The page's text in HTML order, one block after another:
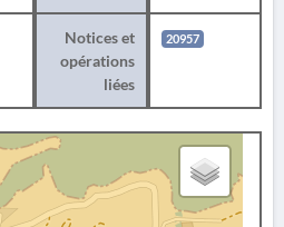
Notices et
opérations
liées
20957